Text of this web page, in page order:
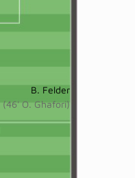
B. Felder
(46' O. Ghafori)